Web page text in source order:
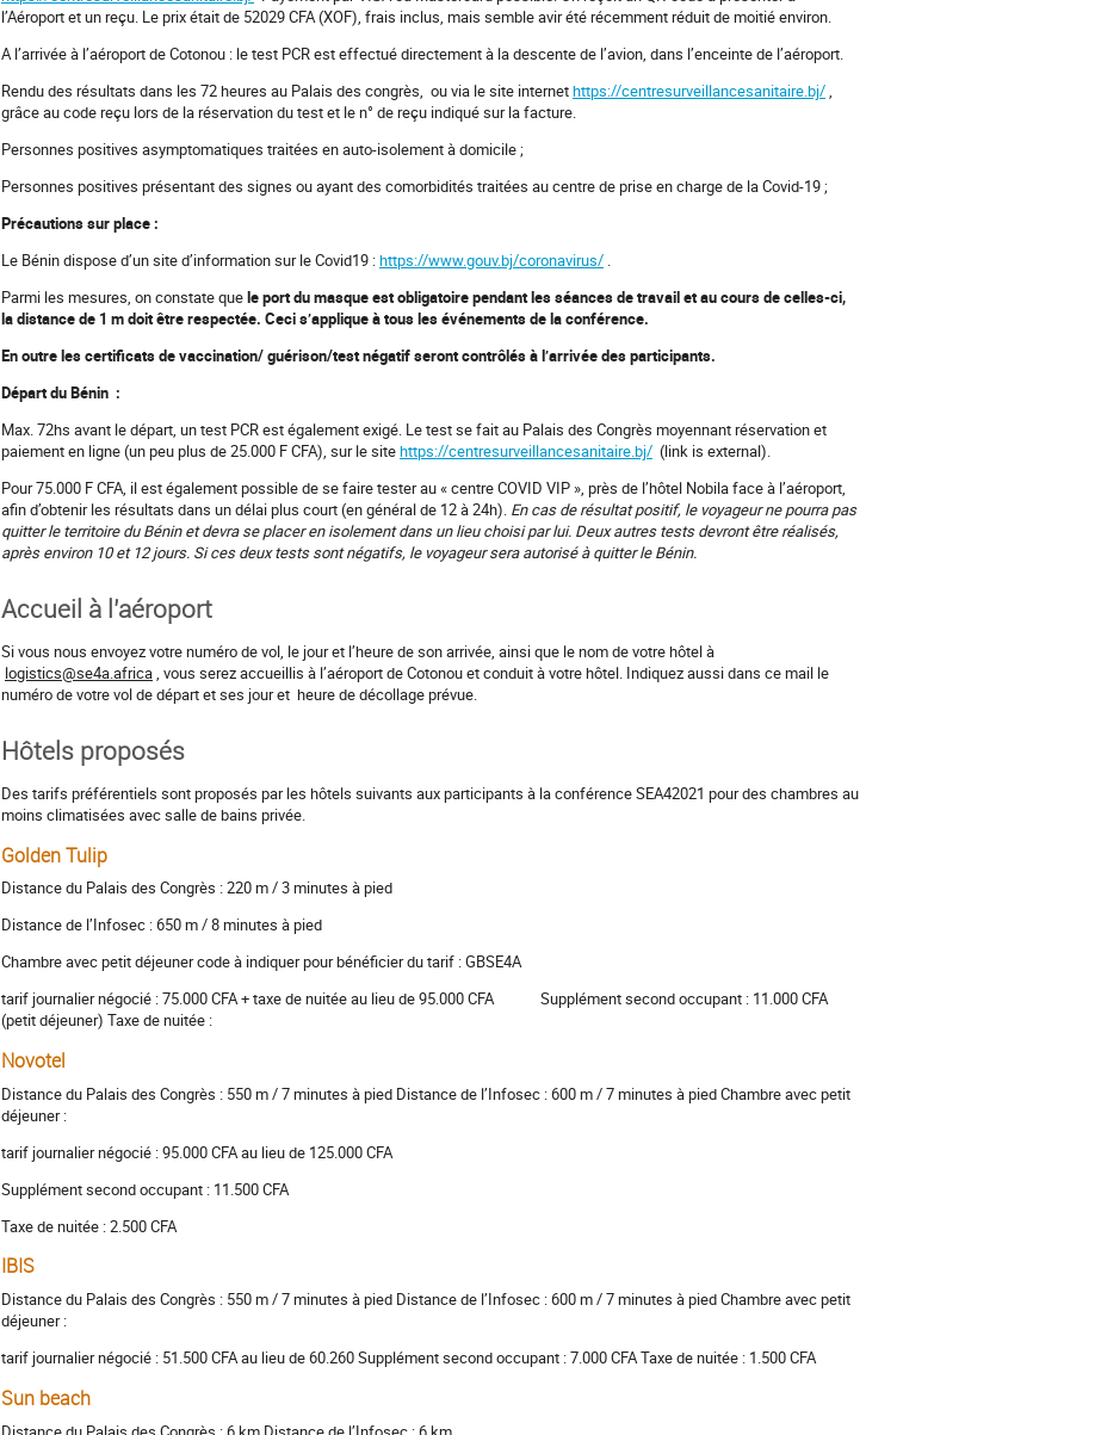
l’Aéroport et un reçu. Le prix était de 52029 CFA (XOF), frais inclus, mais semble avir été récemment réduit de moitié environ.
A l’arrivée à l’aéroport de Cotonou : le test PCR est effectué directement à la descente de l’avion, dans l’enceinte de l’aéroport.
Rendu des résultats dans les 72 heures au Palais des congrès, ou via le site internethttps://centresurveillancesanitaire.bj/,
grâce au code reçu lors de la réservation du test et le n° de reçu indiqué sur la facture.
Personnes positives asymptomatiques traitées en auto-isolement à domicile ;
Personnes positives présentant des signes ou ayant des comorbidités traitées au centre de prise en charge de la Covid-19 ;
Précautions sur place :
Le Bénin dispose d’un site d’information sur le Covid19 :https://www.gouv.bj/coronavirus/ .
Parmi les mesures, on constate quele port du masque est obligatoire pendant les séances de travail et au cours de celles-ci,
la distance de 1 m doit être respectée. Ceci s’applique à tous les événements de la conférence.
En outre les certificats de vaccination/ guérison/test négatif seront contrôlés à l’arrivée des participants.
Départ du Bénin :
Max. 72hs avant le départ, un test PCR est également exigé. Le test se fait au Palais des Congrès moyennant réservation et
paiement en ligne (un peu plus de 25.000 F CFA), sur le sitehttps://centresurveillancesanitaire.bj/ (link is external).
Pour 75.000 F CFA, il est également possible de se faire tester au « centre COVID VIP », près de l’hôtel Nobila face à l’aéroport,
afin d’obtenir les résultats dans un délai plus court (en général de 12 à 24h). En cas de résultat positif, le voyageur ne pourra pas
quitter le territoire du Bénin et devra se placer en isolement dans un lieu choisi par lui. Deux autres tests devront être réalisés,
après environ 10 et 12 jours. Si ces deux tests sont négatifs, le voyageur sera autorisé à quitter le Bénin.
Accueil à l’aéroport
Si vous nous envoyez votre numéro de vol, le jour et l’heure de son arrivée, ainsi que le nom de votre hôtel à
logistics@se4a.africa, vous serez accueillis à l’aéroport de Cotonou et conduit à votre hôtel. Indiquez aussi dans ce mail le
numéro de votre vol de départ et ses jour et heure de décollage prévue.
Hôtels proposés
Des tarifs préférentiels sont proposés par les hôtels suivants aux participants à la conférence SEA42021 pour des chambres au
moins climatisées avec salle de bains privée.
Golden Tulip
Distance du Palais des Congrès : 220 m / 3 minutes à pied
Distance de l’Infosec : 650 m / 8 minutes à pied
Chambre avec petit déjeuner code à indiquer pour bénéficier du tarif : GBSE4A
tarif journalier négocié : 75.000 CFA + taxe de nuitée au lieu de 95.000 CFA Supplément second occupant : 11.000 CFA
(petit déjeuner) Taxe de nuitée :
Novotel
Distance du Palais des Congrès : 550 m / 7 minutes à pied Distance de l’Infosec : 600 m / 7 minutes à pied Chambre avec petit
déjeuner :
tarif journalier négocié : 95.000 CFA au lieu de 125.000 CFA
Supplément second occupant : 11.500 CFA
Taxe de nuitée : 2.500 CFA
IBIS
Distance du Palais des Congrès : 550 m / 7 minutes à pied Distance de l’Infosec : 600 m / 7 minutes à pied Chambre avec petit
déjeuner :
tarif journalier négocié : 51.500 CFA au lieu de 60.260 Supplément second occupant : 7.000 CFA Taxe de nuitée : 1.500 CFA
Sun beach